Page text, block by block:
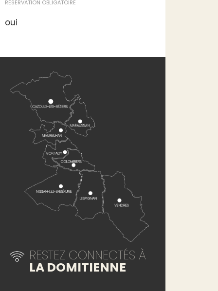
RÉSERVATION OBLIGATOIRE
oui
RESTEZ CONNECTÉS À
LA DOMITIENNE